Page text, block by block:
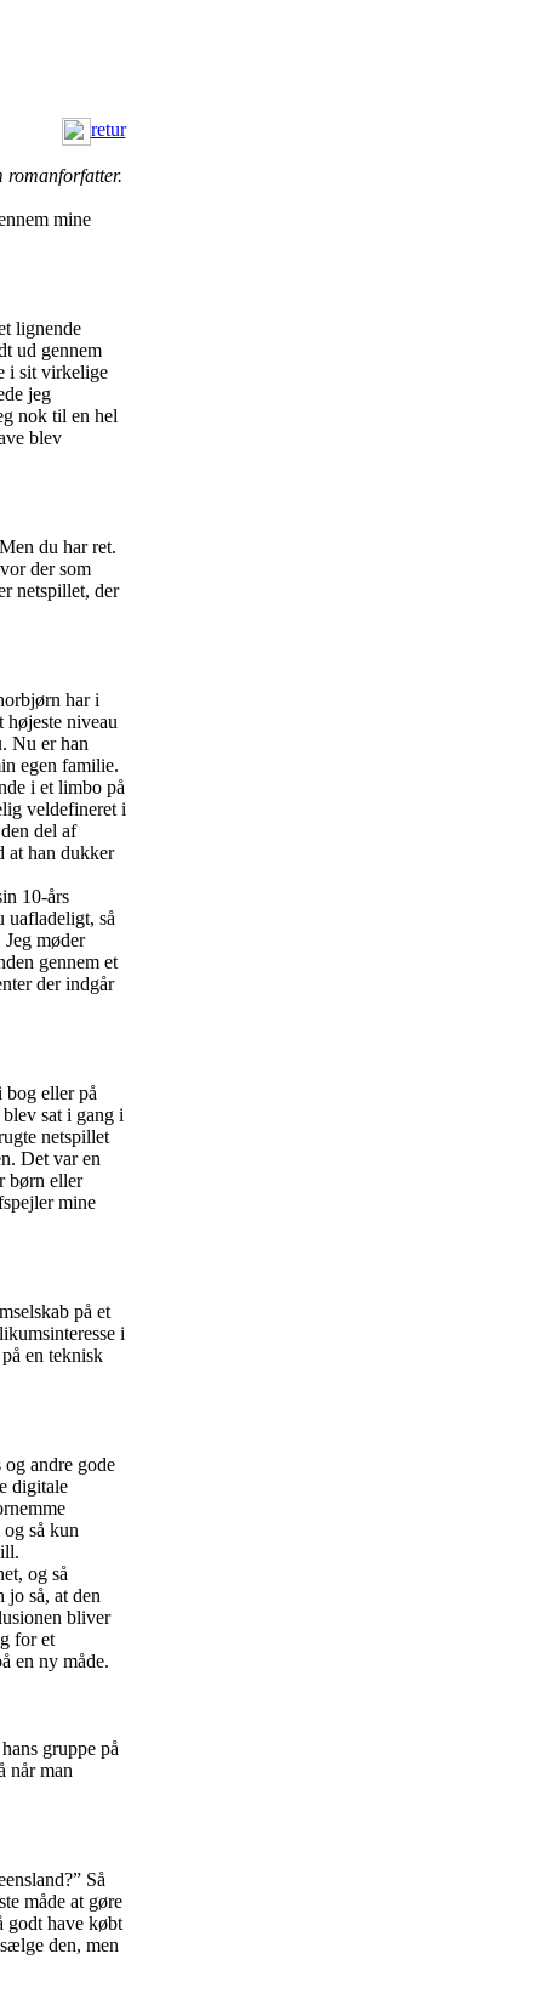
retur
romanforfatter.
mine
lignende
ud gennem
i sit virkelige
jeg
nok til en hel
blev
du har ret.
der som
netspillet, der
har i
højeste niveau
Nu er han
egen familie.
i et limbo på
veldefineret i
del af
at han dukker
10-års
uafladeligt, så
møder
gennem et
der indgår
bog eller på
sat i gang i
netspillet
Det var en
børn eller
mine
på et
i
en teknisk
andre gode
digitale
så kun
og så
jo så, at den
bliver
for et
en ny måde.
gruppe på
når man
Så
måde at gøre
godt have købt
den, men